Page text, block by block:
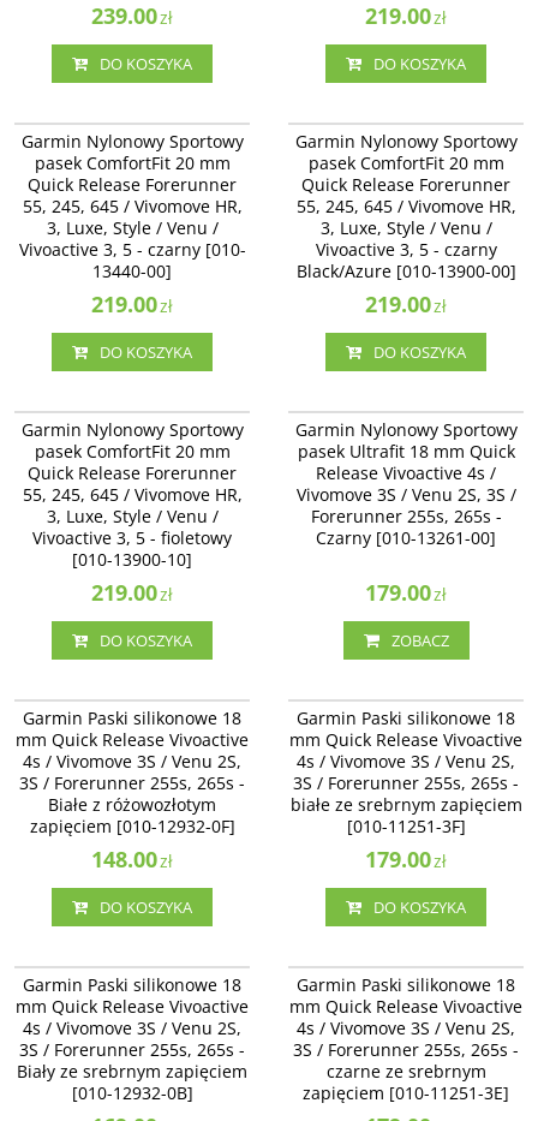
239.00zł
DO KOSZYKA
219.00zł
DO KOSZYKA
Garmin Nylonowy Sportowy pasek
ComfortFit 20 mm Quick Release
Forerunner 55, 245, 645 /
Vivomove HR, 3, Luxe, Style / Venu
/ Vivoactive 3, 5 - czarny [010-
13440-00]
Garmin Nylonowy Sportowy
pasek ComfortFit 20 mm
Quick Release Forerunner
55, 245, 645 / Vivomove HR,
3, Luxe, Style / Venu /
Vivoactive 3, 5 - czarny [010-
13440-00]
219.00zł
DO KOSZYKA
Garmin Nylonowy Sportowy pasek
ComfortFit 20 mm Quick Release
Forerunner 55, 245, 645 /
Vivomove HR, 3, Luxe, Style / Venu
/ Vivoactive 3, 5 - czarny
Black/Azure [010-13900-00]
Garmin Nylonowy Sportowy
pasek ComfortFit 20 mm
Quick Release Forerunner
55, 245, 645 / Vivomove HR,
3, Luxe, Style / Venu /
Vivoactive 3, 5 - czarny
Black/Azure [010-13900-00]
219.00zł
DO KOSZYKA
Garmin Nylonowy Sportowy pasek
ComfortFit 20 mm Quick Release
Forerunner 55, 245, 645 /
Vivomove HR, 3, Luxe, Style / Venu
/ Vivoactive 3, 5 - fioletowy [010-
13900-10]
Garmin Nylonowy Sportowy
pasek ComfortFit 20 mm
Quick Release Forerunner
55, 245, 645 / Vivomove HR,
3, Luxe, Style / Venu /
Vivoactive 3, 5 - fioletowy
[010-13900-10]
219.00zł
DO KOSZYKA
Garmin Nylonowy Sportowy pasek
Ultrafit 18 mm Quick Release
Vivoactive 4s / Vivomove 3S / Venu
2S, 3S / Forerunner 255s, 265s -
Czarny [010-13261-00]
Dostępność: Zakończono
produkcję. Produkt niedostępny.
Garmin Nylonowy Sportowy
pasek Ultrafit 18 mm Quick
Release Vivoactive 4s /
Vivomove 3S / Venu 2S, 3S /
Forerunner 255s, 265s -
Czarny [010-13261-00]
179.00zł
ZOBACZ
Garmin Paski silikonowe 18 mm
Quick Release Vivoactive 4s /
Vivomove 3S / Venu 2S - Białe z
różowozłotym zapięciem [010-
12932-0F]
Garmin Paski silikonowe 18
mm Quick Release Vivoactive
4s / Vivomove 3S / Venu 2S,
3S / Forerunner 255s, 265s -
Białe z różowozłotym
zapięciem [010-12932-0F]
148.00zł
DO KOSZYKA
Garmin Paski silikonowe 18 mm
Quick Release Vivoactive 4s /
Vivomove 3S / Venu 2S - białe ze
srebrnym zapięciem [010-11251-3F]
Garmin Paski silikonowe 18
mm Quick Release Vivoactive
4s / Vivomove 3S / Venu 2S,
3S / Forerunner 255s, 265s -
białe ze srebrnym zapięciem
[010-11251-3F]
179.00zł
DO KOSZYKA
Garmin Paski silikonowe 18 mm
Quick Release Vivoactive 4s /
Vivomove 3S / Venu 2S - Biały ze
srebrnym zapięciem [010-12932-
0B]
Garmin Paski silikonowe 18
mm Quick Release Vivoactive
4s / Vivomove 3S / Venu 2S,
3S / Forerunner 255s, 265s -
Biały ze srebrnym zapięciem
[010-12932-0B]
Garmin Paski silikonowe 18 mm
Quick Release Vivoactive 4s /
Vivomove 3S / Venu 2S - czarne ze
srebrnym zapięciem [010-11251-3E]
Garmin Paski silikonowe 18
mm Quick Release Vivoactive
4s / Vivomove 3S / Venu 2S,
3S / Forerunner 255s, 265s -
czarne ze srebrnym
zapięciem [010-11251-3E]